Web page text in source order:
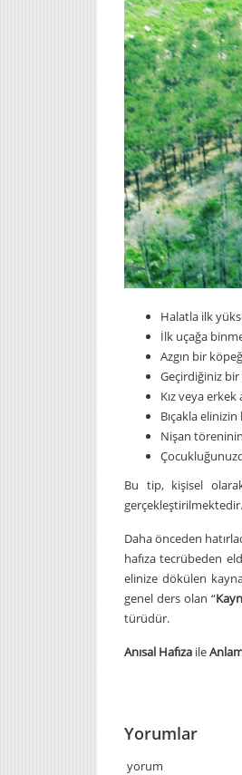
Halatla ilk
İlk uçağa
Azgın bir
Geçirdiğiniz bir
Kız veya erkek
Bıçakla elinizin
Nişan
Bu tip, kişisel olarak
gerçekleştirilmektedir.
Daha önceden
hafıza tecrübeden
elinize dökülen
genel ders olan “
türüdür.
Anısal Hafıza ile
Yorumlar
yorum